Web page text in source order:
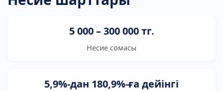
5 000 – 300 000 тг.
Несие сомасы
5,9%-дан 180,9%-ға дейінгі